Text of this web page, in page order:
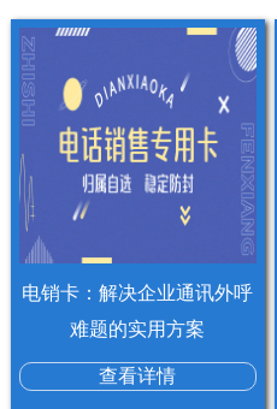
电销卡：解决企业通讯外呼
难题的实用方案
查看详情